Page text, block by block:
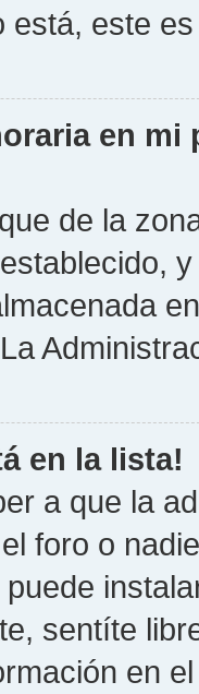
está, este
en
de la
en la lista!
a que la
foro o
sentíte
en